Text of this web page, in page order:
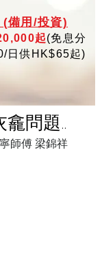
備用/投資)
起(免息分
日供HK$65起)
龕問題..
師傅 梁錦祥